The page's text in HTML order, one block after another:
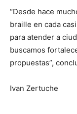
“Desde hace
braille en cada
para atender a
buscamos
propuestas”,
Ivan Zertuche